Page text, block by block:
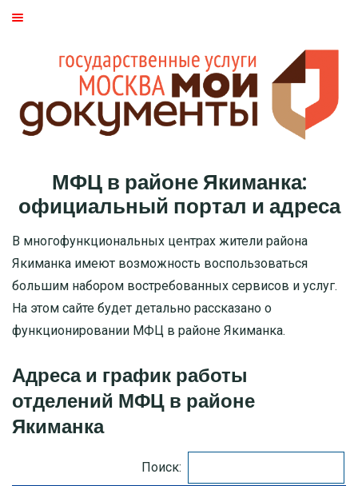
МФЦ в районе Якиманка:
официальный портал и адреса
В многофункциональных центрах жители района
Якиманка имеют возможность воспользоваться
большим набором востребованных сервисов и услуг.
На этом сайте будет детально рассказано о
функционировании МФЦ в районе Якиманка.
Адреса и график работы
отделений МФЦ в районе
Якиманка
Поиск:
СТАТЬИ
БАСМАННЫЙ РАЙОН
МОЖАЙСКИЙ
ЦАО
МОСКОВСКАЯ ОБЛАСТЬ
ПУШКИНО